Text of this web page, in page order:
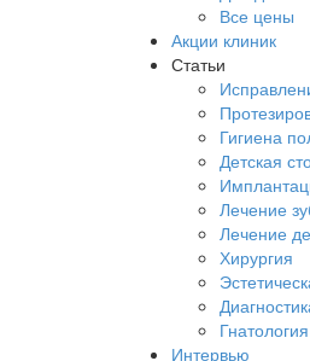
Все цены
Акции клиник
Статьи
Гигиена
Детская
Лечение
Лечение
Хирургия
Гнатология
Интервью